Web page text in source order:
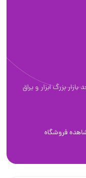
بزرگ ابزار و یراق
فروشگاه